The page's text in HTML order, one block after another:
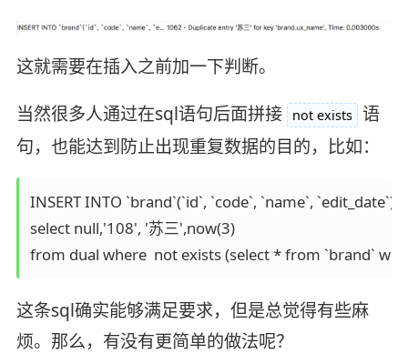
这就需要在插入之前加一下判断。
当然很多人通过在sql语句后面拼接
not exists 语
句，也能达到防止出现重复数据的目的，比如：
INSERT INTO `brand`(`id`, `code`, `name`, `edit_date`)
select null,'108', '苏三',now(3)
from dual where  not exists (select * from `brand`
这条sql确实能够满足要求，但是总觉得有些麻
烦。那么，有没有更简单的做法呢？